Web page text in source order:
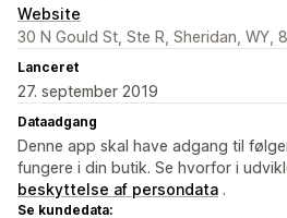
Website
30 N Gould St, Ste R, Sheridan, WY,
Lanceret
27. september 2019
Dataadgang
Denne app skal have adgang til
fungere i din butik. Se hvorfor i
beskyttelse af persondata .
Se kundedata: